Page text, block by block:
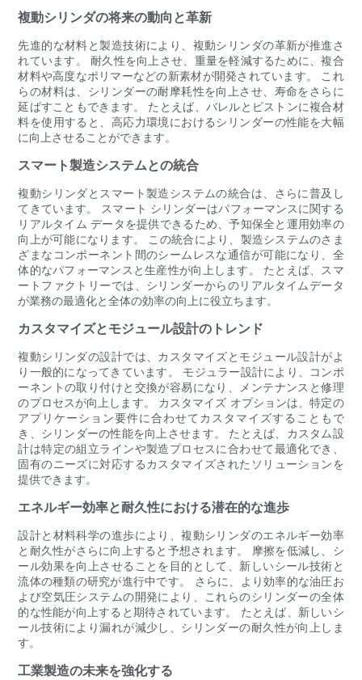
複動シリンダの将来の動向と革新
先進的な材料と製造技術により、複動シリンダの革新が推進さ
れています。 耐久性を向上させ、重量を軽減するために、複合
材料や高度なポリマーなどの新素材が開発されています。 これ
らの材料は、シリンダーの耐摩耗性を向上させ、寿命をさらに
延ばすこともできます。 たとえば、バレルとピストンに複合材
料を使用すると、高応力環境におけるシリンダーの性能を大幅
に向上させることができます。
スマート製造システムとの統合
複動シリンダとスマート製造システムの統合は、さらに普及し
てきています。 スマート シリンダーはパフォーマンスに関する
リアルタイム データを提供できるため、予知保全と運用効率の
向上が可能になります。 この統合により、製造システムのさま
ざまなコンポーネント間のシームレスな通信が可能になり、全
体的なパフォーマンスと生産性が向上します。 たとえば、スマ
ートファクトリーでは、シリンダーからのリアルタイムデータ
が業務の最適化と全体の効率の向上に役立ちます。
カスタマイズとモジュール設計のトレンド
複動シリンダの設計では、カスタマイズとモジュール設計がよ
り一般的になってきています。 モジュラー設計により、コンポ
ーネントの取り付けと交換が容易になり、メンテナンスと修理
のプロセスが向上します。 カスタマイズ オプションは、特定の
アプリケーション要件に合わせてカスタマイズすることもで
き、シリンダーの性能を向上させます。 たとえば、カスタム設
計は特定の組立ラインや製造プロセスに合わせて最適化でき、
固有のニーズに対応するカスタマイズされたソリューションを
提供できます。
エネルギー効率と耐久性における潜在的な進歩
設計と材料科学の進歩により、複動シリンダのエネルギー効率
と耐久性がさらに向上すると予想されます。 摩擦を低減し、シ
ール効果を向上させることを目的として、新しいシール技術と
流体の種類の研究が進行中です。 さらに、より効率的な油圧お
よび空気圧システムの開発により、これらのシリンダーの全体
的な性能が向上すると期待されています。 たとえば、新しいシ
ール技術により漏れが減少し、シリンダーの耐久性が向上しま
す。
工業製造の未来を強化する